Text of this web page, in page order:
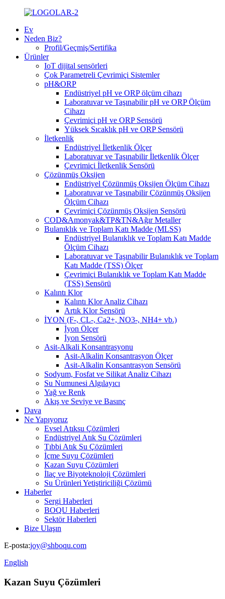
Ev
Neden Biz?
Profil/Geçmiş/Sertifika
Ürünler
IoT dijital sensörleri
Çok Parametreli Çevrimiçi Sistemler
pH&ORP
Endüstriyel pH ve ORP ölçüm cihazı
Laboratuvar ve Taşınabilir pH ve ORP Ölçüm
Cihazı
Çevrimiçi pH ve ORP Sensörü
Yüksek Sıcaklık pH ve ORP Sensörü
İletkenlik
Endüstriyel İletkenlik Ölçer
Laboratuvar ve Taşınabilir İletkenlik Ölçer
Çevrimiçi İletkenlik Sensörü
Çözünmüş Oksijen
Endüstriyel Çözünmüş Oksijen Ölçüm Cihazı
Laboratuvar ve Taşınabilir Çözünmüş Oksijen
Ölçüm Cihazı
Çevrimiçi Çözünmüş Oksijen Sensörü
COD&Amonyak&TP&TN&Ağır Metaller
Bulanıklık ve Toplam Katı Madde (MLSS)
Endüstriyel Bulanıklık ve Toplam Katı Madde
Ölçüm Cihazı
Laboratuvar ve Taşınabilir Bulanıklık ve Toplam
Katı Madde (TSS) Ölçer
Çevrimiçi Bulanıklık ve Toplam Katı Madde
(TSS) Sensörü
Kalıntı Klor
Kalıntı Klor Analiz Cihazı
Artık Klor Sensörü
İYON (F-, CL-, Ca2+, NO3-, NH4+ vb.)
İyon Ölçer
İyon Sensörü
Asit-Alkali Konsantrasyonu
Asit-Alkalin Konsantrasyon Ölçer
Asit-Alkalin Konsantrasyon Sensörü
Sodyum, Fosfat ve Silikat Analiz Cihazı
Su Numunesi Algılayıcı
Yağ ve Renk
Akış ve Seviye ve Basınç
Dava
Ne Yapıyoruz
Evsel Atıksu Çözümleri
Endüstriyel Atık Su Çözümleri
Tıbbi Atık Su Çözümleri
İçme Suyu Çözümleri
Kazan Suyu Çözümleri
İlaç ve Biyoteknoloji Çözümleri
Su Ürünleri Yetiştiriciliği Çözümü
Haberler
Sergi Haberleri
BOQU Haberleri
Sektör Haberleri
Bize Ulaşın
E-posta:joy@shboqu.com
English
Kazan Suyu Çözümleri